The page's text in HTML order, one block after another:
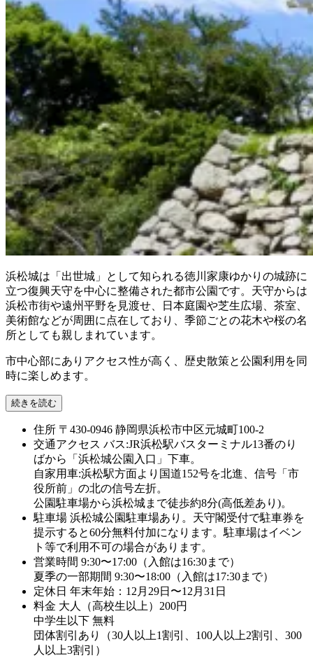
浜松城は「出世城」として知られる徳川家康ゆかりの城跡に
立つ復興天守を中心に整備された都市公園です。天守からは
浜松市街や遠州平野を見渡せ、日本庭園や芝生広場、茶室、
美術館などが周囲に点在しており、季節ごとの花木や桜の名
所としても親しまれています。
市中心部にありアクセス性が高く、歴史散策と公園利用を同
時に楽しめます。
続きを読む
住所 〒430-0946 静岡県浜松市中区元城町100-2
交通アクセス バス:JR浜松駅バスターミナル13番のり
ばから「浜松城公園入口」下車。
自家用車:浜松駅方面より国道152号を北進、信号「市
役所前」の北の信号左折。
公園駐車場から浜松城まで徒歩約8分(高低差あり)。
駐車場 浜松城公園駐車場あり。天守閣受付で駐車券を
提示すると60分無料付加になります。駐車場はイベン
ト等で利用不可の場合があります。
営業時間 9:30〜17:00（入館は16:30まで）
夏季の一部期間 9:30〜18:00（入館は17:30まで）
定休日 年末年始：12月29日〜12月31日
料金 大人（高校生以上）200円
中学生以下 無料
団体割引あり（30人以上1割引、100人以上2割引、300
人以上3割引）